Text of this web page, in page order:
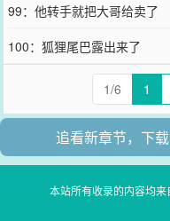
99：他转手就把大哥给卖了
100：狐狸尾巴露出来了
1/6 1
追看新章节，下
本站所有收录的内容均来